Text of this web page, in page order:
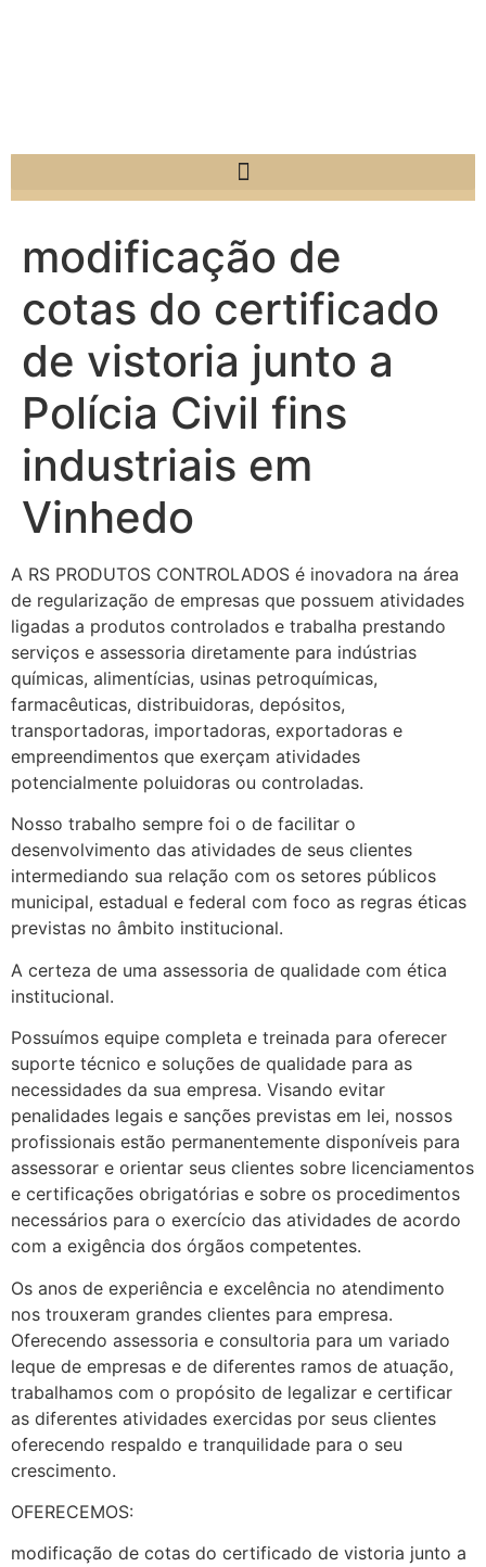
modificação de
cotas do certificado
de vistoria junto a
Polícia Civil fins
industriais em
Vinhedo
A RS PRODUTOS CONTROLADOS é inovadora na área
de regularização de empresas que possuem atividades
ligadas a produtos controlados e trabalha prestando
serviços e assessoria diretamente para indústrias
químicas, alimentícias, usinas petroquímicas,
farmacêuticas, distribuidoras, depósitos,
transportadoras, importadoras, exportadoras e
empreendimentos que exerçam atividades
potencialmente poluidoras ou controladas.
Nosso trabalho sempre foi o de facilitar o
desenvolvimento das atividades de seus clientes
intermediando sua relação com os setores públicos
municipal, estadual e federal com foco as regras éticas
previstas no âmbito institucional.
A certeza de uma assessoria de qualidade com ética
institucional.
Possuímos equipe completa e treinada para oferecer
suporte técnico e soluções de qualidade para as
necessidades da sua empresa. Visando evitar
penalidades legais e sanções previstas em lei, nossos
profissionais estão permanentemente disponíveis para
assessorar e orientar seus clientes sobre licenciamentos
e certificações obrigatórias e sobre os procedimentos
necessários para o exercício das atividades de acordo
com a exigência dos órgãos competentes.
Os anos de experiência e excelência no atendimento
nos trouxeram grandes clientes para empresa.
Oferecendo assessoria e consultoria para um variado
leque de empresas e de diferentes ramos de atuação,
trabalhamos com o propósito de legalizar e certificar
as diferentes atividades exercidas por seus clientes
oferecendo respaldo e tranquilidade para o seu
crescimento.
OFERECEMOS:
modificação de cotas do certificado de vistoria junto a